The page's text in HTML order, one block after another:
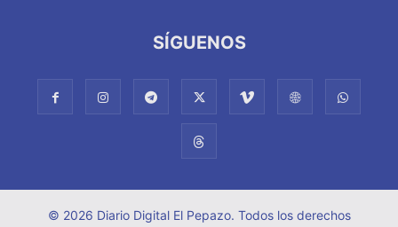
SÍGUENOS
© 2026 Diario Digital El Pepazo. Todos los derechos